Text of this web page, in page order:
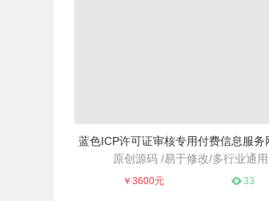
蓝色ICP许可证审核专用付费信息服务
原创源码 /易于修改/多行业通用
适用于各个行业、便于修改
￥3600元 33